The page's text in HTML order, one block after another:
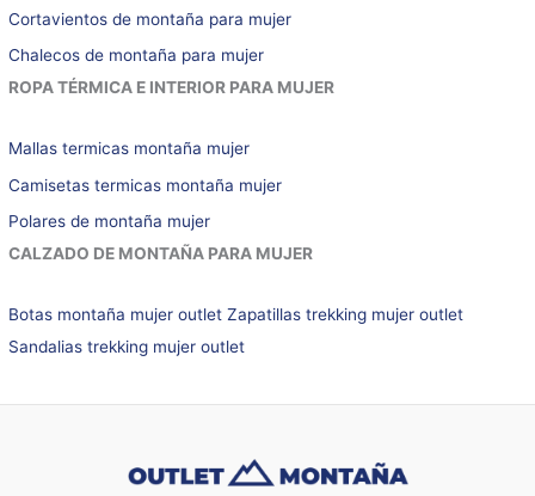
Cortavientos de montaña para mujer
Chalecos de montaña para mujer
ROPA TÉRMICA E INTERIOR PARA MUJER
Mallas termicas montaña mujer
Camisetas termicas montaña mujer
Polares de montaña mujer
CALZADO DE MONTAÑA PARA MUJER
Botas montaña mujer outlet Zapatillas trekking mujer outlet
Sandalias trekking mujer outlet